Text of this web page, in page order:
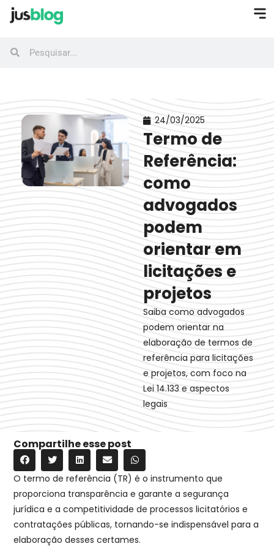
24/03/2025
Termo de
Referência:
como
advogados
podem
orientar em
licitações e
projetos
Saiba como advogados
podem orientar na
elaboração de termos de
referência para licitações
e projetos, com foco na
Lei 14.133 e aspectos
legais
Compartilhe esse post
O termo de referência (TR) é o instrumento que
proporciona transparência e garante a segurança
jurídica e a competitividade de processos licitatórios e
contratações públicas, tornando-se indispensável para a
elaboração desses certames.